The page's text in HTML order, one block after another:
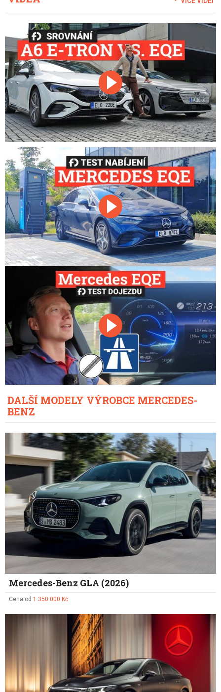
DALŠÍ MODELY VÝROBCE MERCEDES-
BENZ
Mercedes-Benz GLA (2026)
Cena od 1 350 000 Kč